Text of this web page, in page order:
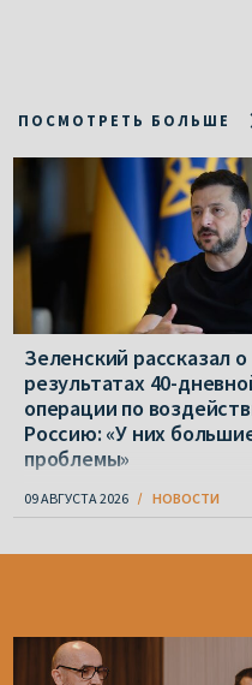
ПОСМОТРЕТЬ БОЛЬШЕ
Зеленский рассказал о
результатах 40-
операции по
Россию: «У них
проблемы»
09 АВГУСТА 2026 НОВОСТИ